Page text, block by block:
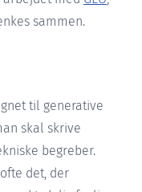
sammen.
til generative
skal skrive
begreber.
det, der